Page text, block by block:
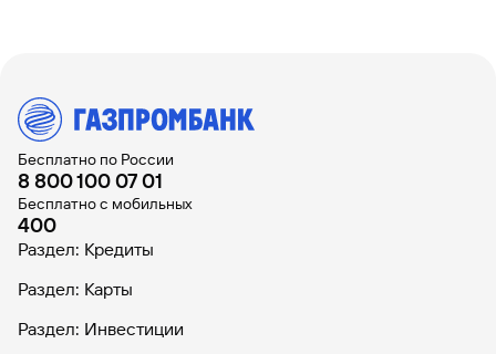
Бесплатно по России
8 800 100 07 01
Бесплатно с мобильных
400
Раздел: Кредиты
Раздел: Карты
Раздел: Инвестиции